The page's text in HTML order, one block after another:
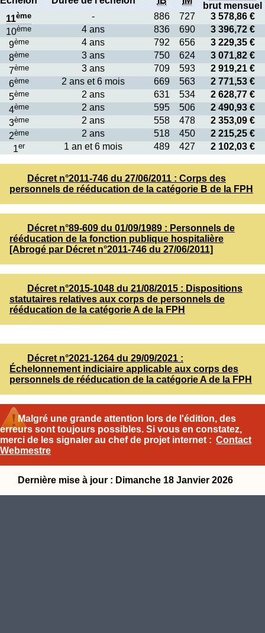
brut mensuel
11ème - 886 727
3 578,86 €
10ème 4 ans 836 690
3 396,72 €
9ème 4 ans 792 656
3 229,35 €
8ème 3 ans 750 624
3 071,82 €
7ème 3 ans 709 593
2 919,21 €
6ème 2 ans et 6 mois 669 563
2 771,53 €
5ème 2 ans 631 534
2 628,77 €
4ème 2 ans 595 506
2 490,93 €
3ème 2 ans 558 478
2 353,09 €
2ème 2 ans 518 450
2 215,25 €
1er 1 an et 6 mois 489 427 2 102,03 €
Décret n°2011-746 du 27/06/2011 : Corps des
personnels de rééducation de la catégorie B de la FPH
Décret n°89-609 du 01/09/1989 : Personnels de
rééducation de la fonction publique hospitalière
[Abrogé par Décret n°2011-746 du 27/06/2011]
Décret n°2015-1048 du 21/08/2015 : Dispositions
statutaires relatives aux corps de personnels de
rééducation de la catégorie A de la FPH
Décret n°2021-1264 du 29/09/2021 :
Échelonnement indiciaire applicable aux corps des
personnels de rééducation de la catégorie A de la FPH
Malgré une grande attention lors de l'édition, des
erreurs sont toujours possibles. Si vous en constatez,
merci de les signaler au chef de projet internet : Contact
Webmestre
Dernière mise à jour : Dimanche 18 Janvier 2026